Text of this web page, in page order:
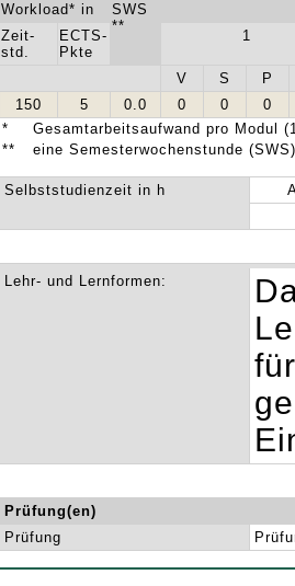
Workload* in
SWS
**
Zeit-
std.
ECTS-
Pkte
1
V S
P
150
5 0.0 0 0
0
*
Gesamtarbeitsaufwand pro Modul
**
eine Semesterwochenstunde
Selbststudienzeit in h
Lehr- und Lernformen:
Prüfung(en)
Prüfung